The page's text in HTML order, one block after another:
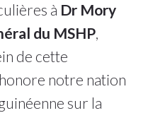
à Dr Mory
du MSHP,
de cette
notre nation
sur la